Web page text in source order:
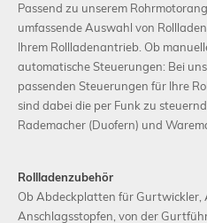
Passend zu unserem
umfassende Auswahl von
Ihrem Rollladenantrieb. Ob
automatische Steuerungen: Bei
passenden Steuerungen für Ihre
sind dabei die per Funk zu
Rademacher (Duofern) und
Rollladenzubehör
Ob Abdeckplatten für Gurtwickler,
Anschlagsstopfen, von der